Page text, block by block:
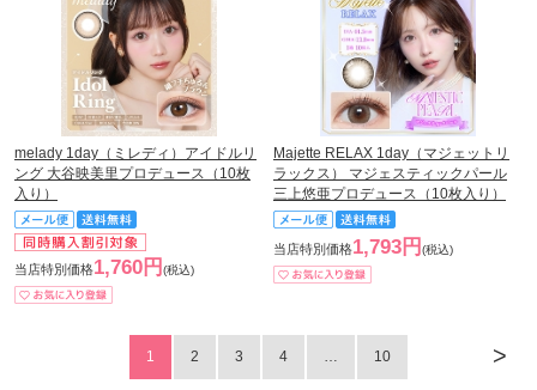
melady 1day（ミレディ）アイドルリ
ング 大谷映美里プロデュース（10枚
入り）
当店特別価格1,760円 (税込)
Majette RELAX 1day（マジェットリ
ラックス） マジェスティックパール
三上悠亜プロデュース（10枚入り）
当店特別価格1,793円 (税込)
>
1 2 3 4 … 10